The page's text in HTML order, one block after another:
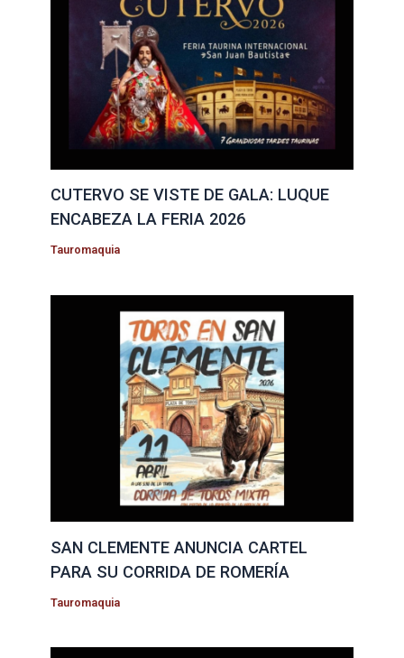
CUTERVO SE VISTE DE GALA: LUQUE
ENCABEZA LA FERIA 2026
Tauromaquia
SAN CLEMENTE ANUNCIA CARTEL
PARA SU CORRIDA DE ROMERÍA
Tauromaquia